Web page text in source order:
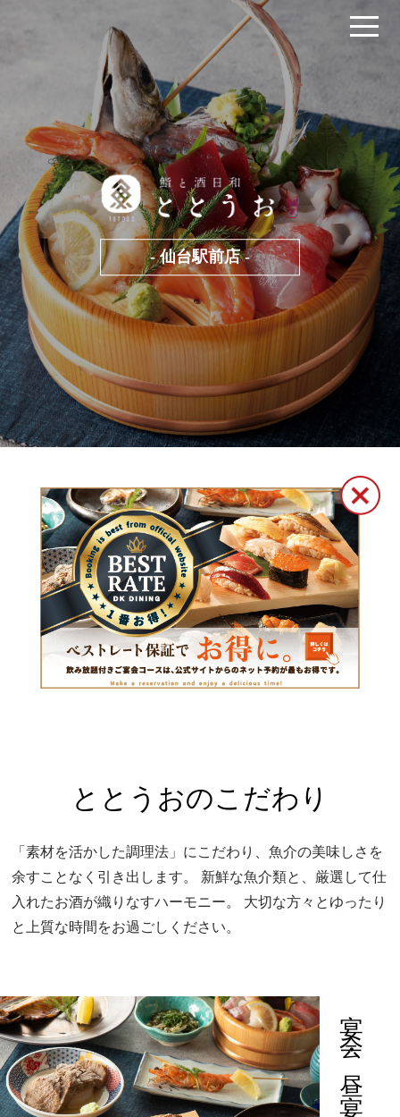
- 仙台駅前店 -
ととうおのこだわり
「素材を活かした調理法」にこだわり、魚介の美味しさを
余すことなく引き出します。
新鮮な魚介類と、厳選して仕
入れたお酒が織りなすハーモニー。
大切な方々とゆったり
と上質な時間をお過ごしください。
宴会・昼宴会